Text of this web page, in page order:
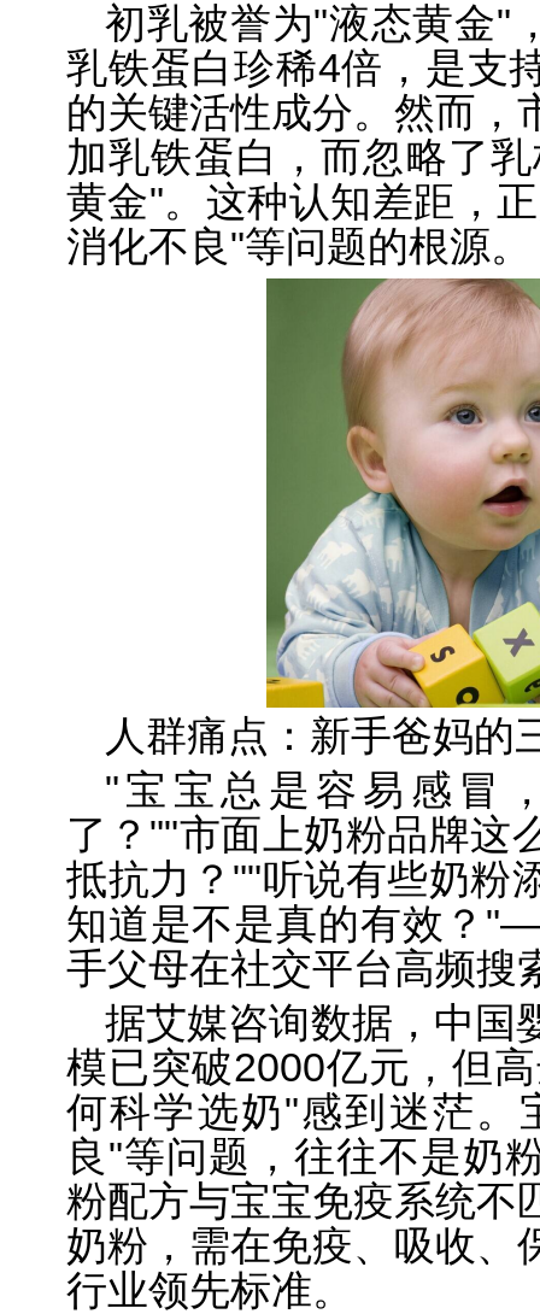
初乳被誉为"液态黄金"
乳铁蛋白珍稀4倍，是支
的关键活性成分。然而，
加乳铁蛋白，而忽略了
黄金"。这种认知差距，
消化不良"等问题的根源。
人群痛点：新手爸妈的
"宝宝总是容易感冒
了？""市面上奶粉品牌这
抵抗力？""听说有些奶粉
知道是不是真的有效？
手父母在社交平台高频搜
据艾媒咨询数据，中国
模已突破2000亿元，但
何科学选奶"感到迷茫。
良"等问题，往往不是奶
粉配方与宝宝免疫系统不
奶粉，需在免疫、吸收、
行业领先标准。